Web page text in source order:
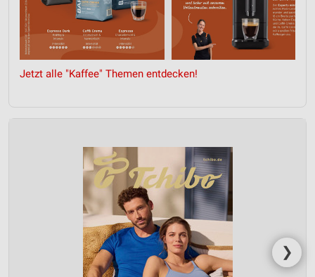
Jetzt alle "Kaffee" Themen entdecken!
❯